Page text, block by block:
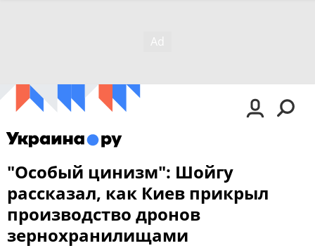
"Особый цинизм": Шойгу
рассказал, как Киев прикрыл
производство дронов
зернохранилищами